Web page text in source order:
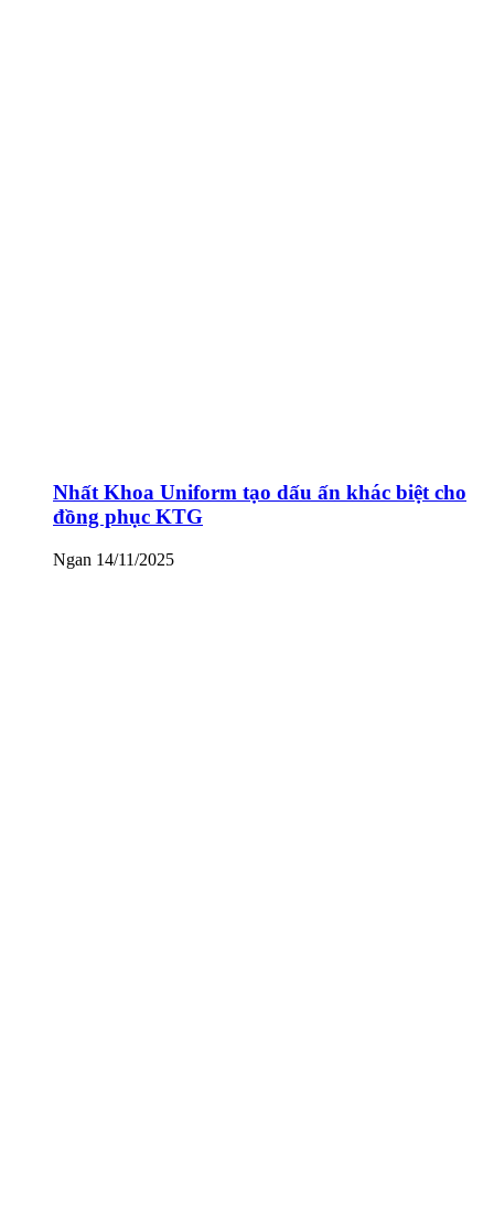
Nhất Khoa Uniform tạo dấu ấn khác biệt cho
đồng phục KTG
Ngan 14/11/2025